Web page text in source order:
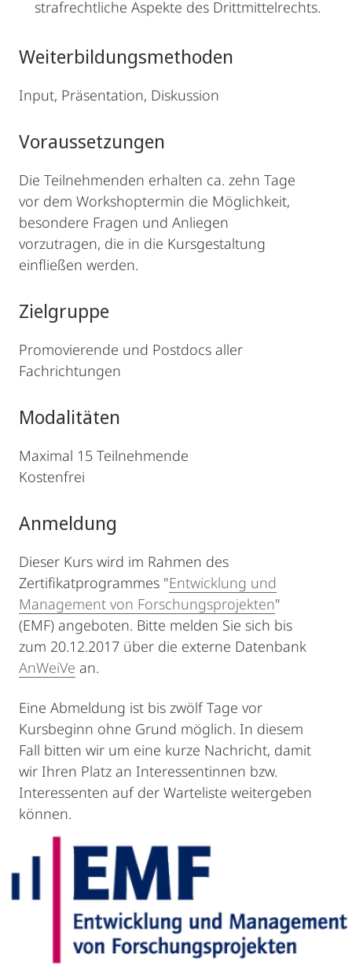
strafrechtliche Aspekte des Drittmittelrechts.
Weiterbildungsmethoden
Input, Präsentation, Diskussion
Voraussetzungen
Die Teilnehmenden erhalten ca. zehn Tage
vor dem Workshoptermin die Möglichkeit,
besondere Fragen und Anliegen
vorzutragen, die in die Kursgestaltung
einfließen werden.
Zielgruppe
Promovierende und Postdocs aller
Fachrichtungen
Modalitäten
Maximal 15 Teilnehmende
Kostenfrei
Anmeldung
Dieser Kurs wird im Rahmen des
Zertifikatprogrammes "Entwicklung und
Management von Forschungsprojekten"
(EMF) angeboten. Bitte melden Sie sich bis
zum 20.12.2017 über die externe Datenbank
AnWeiVe an.
Eine Abmeldung ist bis zwölf Tage vor
Kursbeginn ohne Grund möglich. In diesem
Fall bitten wir um eine kurze Nachricht, damit
wir Ihren Platz an Interessentinnen bzw.
Interessenten auf der Warteliste weitergeben
können.